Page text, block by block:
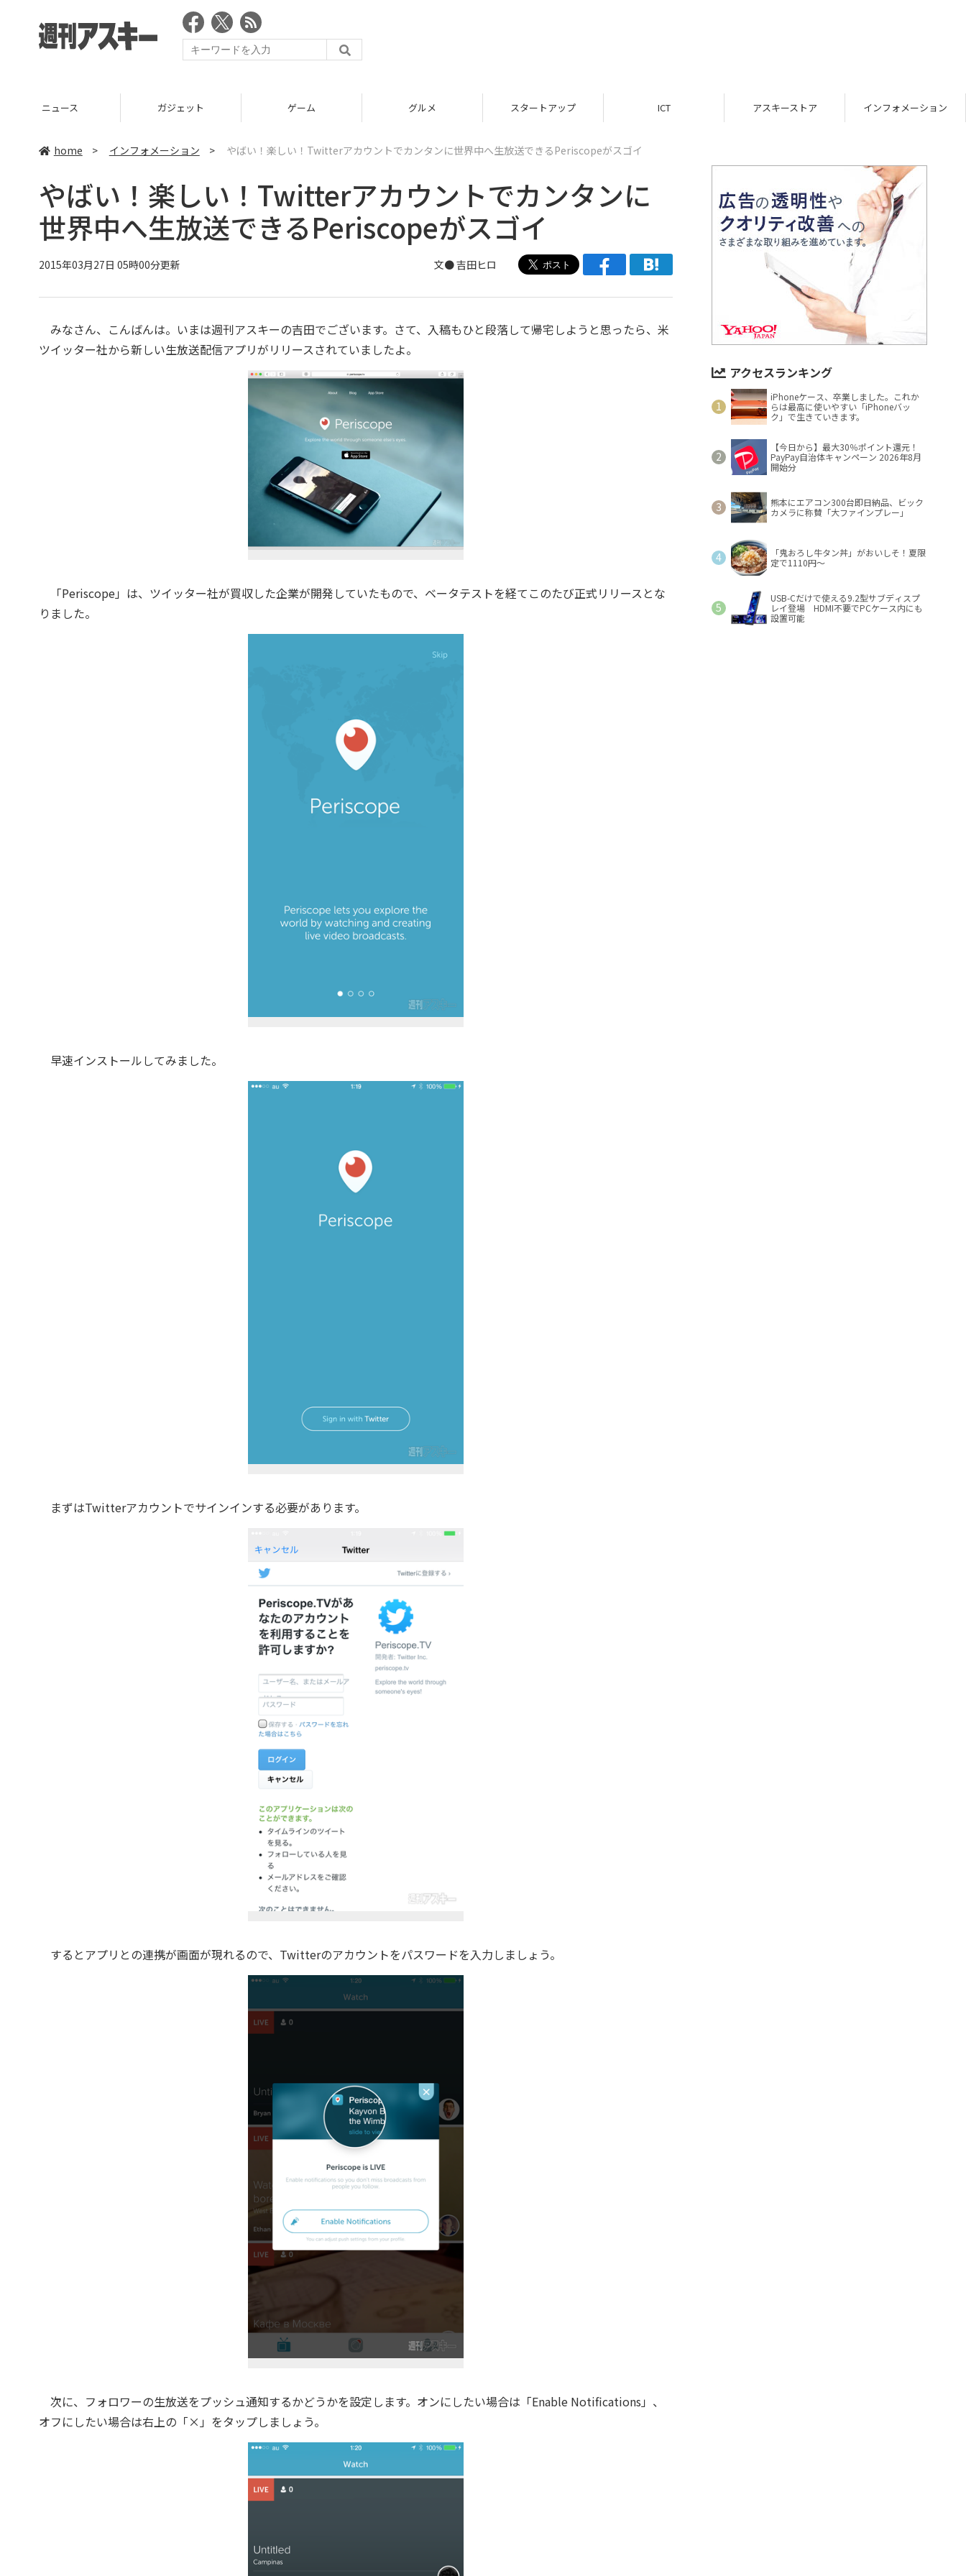
ニュース ガジェット ゲーム グルメ スタートアップ ICT アスキーストア インフォメーション
home > インフォメーション > やばい！楽しい！Twitterアカウントでカンタンに世界中へ生放送できるPeriscopeがスゴイ
やばい！楽しい！Twitterアカウントでカンタンに
世界中へ生放送できるPeriscopeがスゴイ
2015年03月27日 05時00分更新 文●吉田ヒロ
みなさん、こんばんは。いまは週刊アスキーの吉田でございます。さて、入稿もひと段落して帰宅しようと思ったら、米
ツイッター社から新しい生放送配信アプリがリリースされていましたよ。
「Periscope」は、ツイッター社が買収した企業が開発していたもので、ベータテストを経てこのたび正式リリースとな
りました。
早速インストールしてみました。
まずはTwitterアカウントでサインインする必要があります。
するとアプリとの連携が画面が現れるので、Twitterのアカウントをパスワードを入力しましょう。
次に、フォロワーの生放送をプッシュ通知するかどうかを設定します。オンにしたい場合は「Enable Notifications」、
オフにしたい場合は右上の「×」をタップしましょう。
アクセスランキング
iPhoneケース、卒業しました。これか
らは最高に使いやすい「iPhoneバッ
ク」で生きていきます。
【今日から】最大30％ポイント還元！
PayPay自治体キャンペーン 2026年8月
開始分
熊本にエアコン300台即日納品、ビック
カメラに称賛「大ファインプレー」
「鬼おろし牛タン丼」がおいしそ！夏限
定で1110円～
USB-Cだけで使える9.2型サブディスプ
レイ登場 HDMI不要でPCケース内にも
設置可能